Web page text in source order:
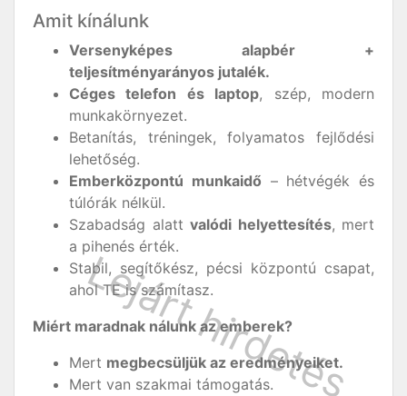
Amit kínálunk
Versenyképes alapbér +
teljesítményarányos jutalék.
Céges telefon és laptop, szép, modern
munkakörnyezet.
Betanítás, tréningek, folyamatos fejlődési
lehetőség.
Emberközpontú munkaidő – hétvégék és
túlórák nélkül.
Szabadság alatt valódi helyettesítés, mert
a pihenés érték.
Stabil, segítőkész, pécsi központú csapat,
ahol TE is számítasz.
Miért maradnak nálunk az emberek?
Mert megbecsüljük az eredményeiket.
Mert van szakmai támogatás.